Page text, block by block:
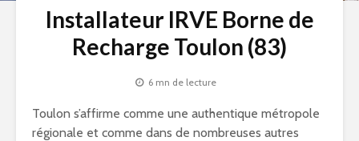
Installateur IRVE Borne de
Recharge Toulon (83)
6 mn de lecture
Toulon s’affirme comme une authentique métropole
régionale et comme dans de nombreuses autres